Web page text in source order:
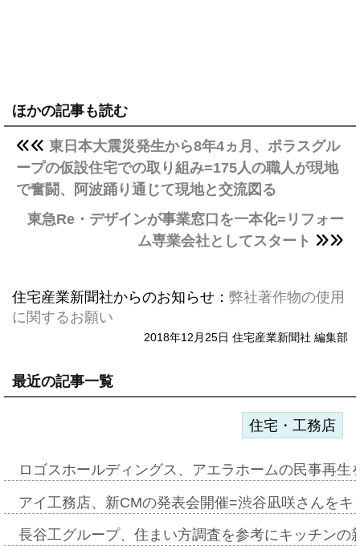
ほかの記事も読む
東日本大震災発生から8年4ヵ月、ポラスグル
ープの仮設住宅での取り組み=175人の職人が現地
で奮闘、阿波踊り通じて現地と交流図る
東急Re・デザインが事業窓口を一本化=リフォー
ム専業会社としてスタート
住宅産業新聞社からのお知らせ： 弊社著作物の使用
に関するお願い
2018年12月25日 住宅産業新聞社 編集部
最近の記事一覧
住宅・工務店
ロゴスホールディングス、アエラホームの民事再
アイ工務店、新CMの発表会開催=渋谷凪咲さんを
長谷工グループ、住まい方調査を参考にキッチン